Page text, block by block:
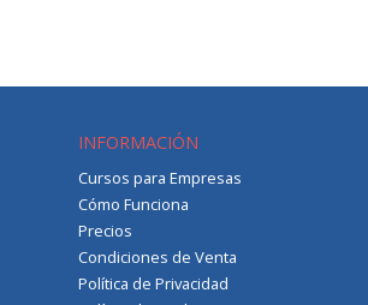
INFORMACIÓN
Cursos para Empresas
Cómo Funciona
Precios
Condiciones de Venta
Política de Privacidad